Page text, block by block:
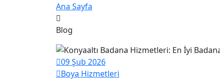
Ana Sayfa
Blog
09 Şub 2026
Boya Hizmetleri